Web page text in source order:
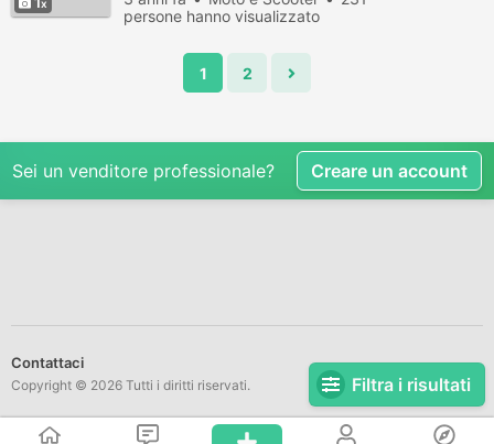
Filtra i risultati
persone hanno visualizzato
1 2
Sei un venditore professionale? Creare un account
Contattaci
Copyright © 2026 Tutti i diritti riservati.